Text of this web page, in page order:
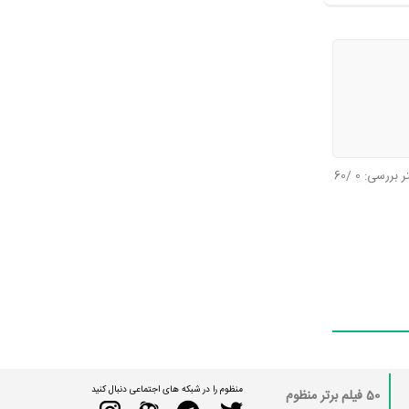
بررسی: 0
/60
50 فیلم برتر منظوم منظوم را در شبکه های اجتماعی دنبال کنید